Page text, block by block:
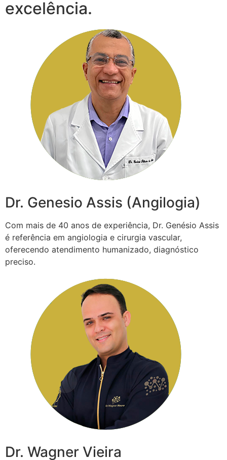
excelência.
Dr. Genesio Assis (Angilogia)
Com mais de 40 anos de experiência, Dr. Genésio Assis
é referência em angiologia e cirurgia vascular,
oferecendo atendimento humanizado, diagnóstico
preciso.
Dr. Wagner Vieira